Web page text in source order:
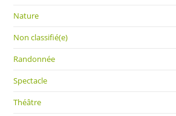
Nature
Non classifié(e)
Randonnée
Spectacle
Théâtre